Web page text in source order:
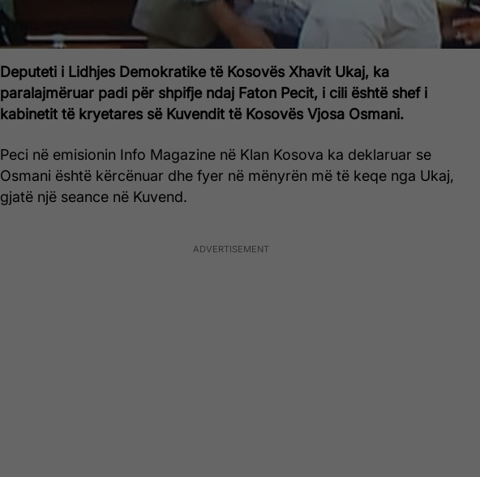
Deputeti i Lidhjes Demokratike të Kosovës Xhavit Ukaj, ka
paralajmëruar padi për shpifje ndaj Faton Pecit, i cili është shef i
kabinetit të kryetares së Kuvendit të Kosovës Vjosa Osmani.
Peci në emisionin Info Magazine në Klan Kosova ka deklaruar se
Osmani është kërcënuar dhe fyer në mënyrën më të keqe nga Ukaj,
gjatë një seance në Kuvend.